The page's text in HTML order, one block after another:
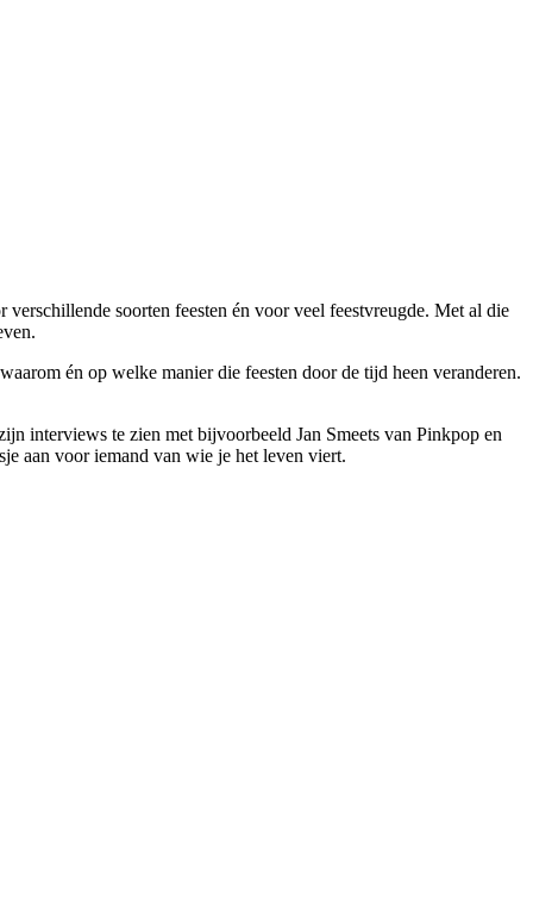
verschillende soorten feesten én voor veel feestvreugde. Met al die
én op welke manier die feesten door de tijd heen veranderen.
interviews te zien met bijvoorbeeld Jan Smeets van Pinkpop en
aan voor iemand van wie je het leven viert.